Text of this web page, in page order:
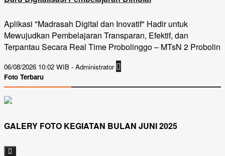
Aplikasi "Madrasah Digital dan Inovatif" Hadir untuk
Mewujudkan Pembelajaran Transparan, Efektif, dan
Terpantau Secara Real Time Probolinggo – MTsN 2 Probolin
06/08/2026 10:02 WIB - Administrator
Foto Terbaru
GALERY FOTO KEGIATAN BULAN JUNI 2025